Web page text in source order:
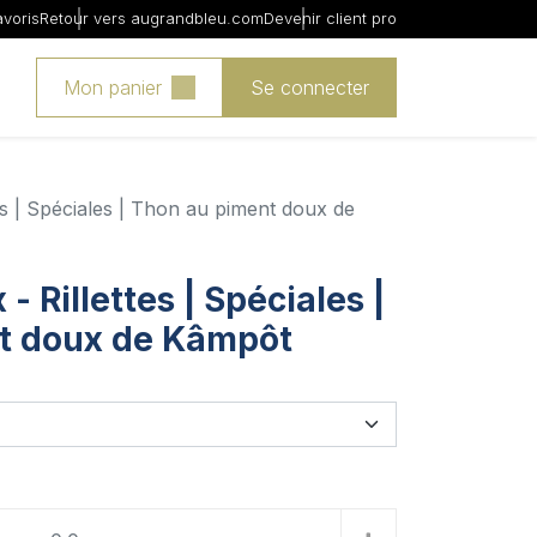
Retour vers augrandbleu.comDevenir client pro
Mon panier Se connecter
| Spéciales | Thon au piment doux de
Rillettes | Spéciales |
doux de Kâmpôt